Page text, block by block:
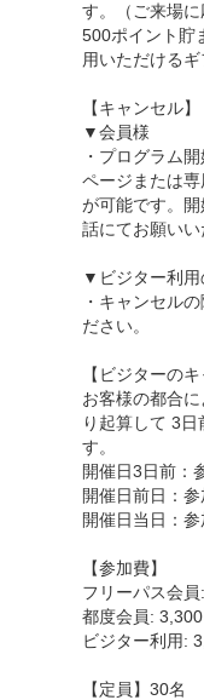
す。（ご来場に
500ポイント貯
用いただける
【キャンセル】
▼会員様
・プログラム
ページまたは
が可能です。
話にてお願いい
▼ビジター利用
・キャンセル
ださい。
【ビジターの
お客様の都合
り起算して 3
す。
開催日3日前：
開催日前日：
開催日当日：
【参加費】
フリーパス会員
都度会員: 3,300
ビジター利用:
【定員】30名